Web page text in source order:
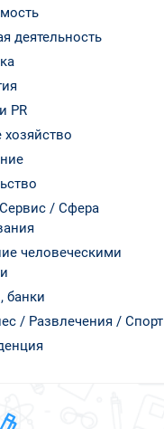
деятельность
PR
хозяйство
/ Сфера
человеческими
банки
/ Развлечения / Спорт